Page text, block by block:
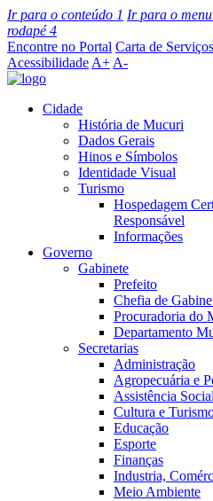
Ir para o conteúdo 1 Ir para o menu
rodapé4
Encontre no Portal Carta de Serviços
Acessibilidade A+ A-
Cidade
História de Mucuri
Dados Gerais
Hinos e Símbolos
Identidade Visual
Turismo
Hospedagem
Responsável
Informações
Governo
Gabinete
Prefeito
Chefia de
Procuradoria do
Departamento
Secretarias
Administração
Agropecuária e
Assistência Social
Cultura e
Educação
Esporte
Finanças
Industria,
Meio Ambiente